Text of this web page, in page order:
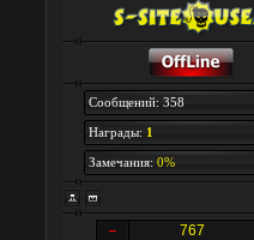
Сообщений: 358
Награды: 1
Замечания: 0%
767